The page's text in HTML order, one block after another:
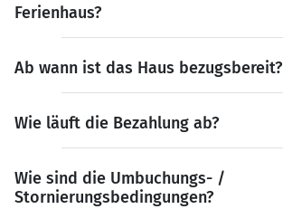
Ferienhaus?
Ab wann ist das Haus bezugsbereit?
Wie läuft die Bezahlung ab?
Wie sind die Umbuchungs- /
Stornierungsbedingungen?